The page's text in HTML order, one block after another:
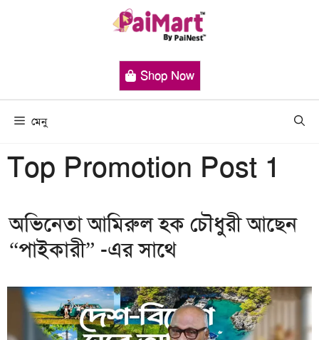
Shop Now
মেনু
Top Promotion Post 1
অভিনেতা আমিরুল হক চৌধুরী আছেন
“পাইকারী” -এর সাথে